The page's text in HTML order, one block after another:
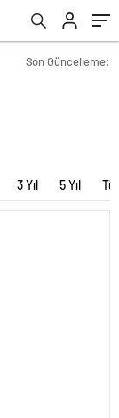
Son Güncelleme:
3 Yıl 5 Yıl